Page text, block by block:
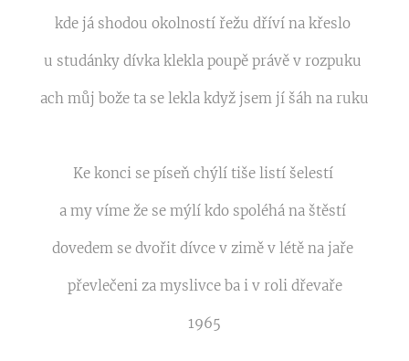
kde já shodou okolností řežu dříví na křeslo
u studánky dívka klekla poupě právě v rozpuku
ach můj bože ta se lekla když jsem jí šáh na ruku
Ke konci se píseň chýlí tiše listí šelestí
a my víme že se mýlí kdo spoléhá na štěstí
dovedem se dvořit dívce v zimě v létě na jaře
převlečeni za myslivce ba i v roli dřevaře
1965